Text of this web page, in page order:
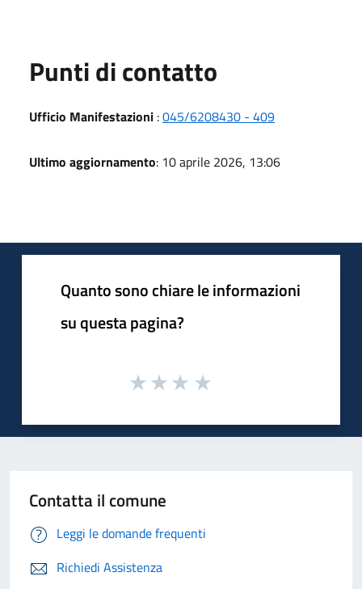
Punti di contatto
Ufficio Manifestazioni :045/6208430 - 409
Ultimo aggiornamento: 10 aprile 2026, 13:06
Quanto sono chiare le informazioni
su questa pagina?
Contatta il comune
Leggi le domande frequenti
Richiedi Assistenza